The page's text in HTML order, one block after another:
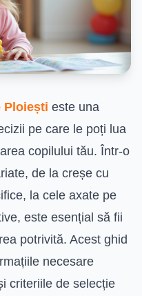
Ploiești este una
pe care le poți lua
copilului tău. Într-o
de la creșe cu
la cele axate pe
este esențial să fii
potrivită. Acest ghid
necesare
criteriile de selecție